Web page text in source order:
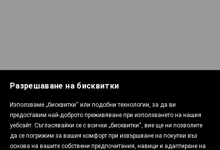
Разрешаване на бисквитки
Използваме „бисквитки“ или подобни технологии, за да ви
предоставим най-доброто преживяване при използването на нашия
уебсайт. Съгласявайки се с всички „бисквитки“, вие ще ни позволите
да се погрижим за вашия комфорт при извършване на покупки въз
основа на вашите собствени предпочитания, навици и адаптиране на